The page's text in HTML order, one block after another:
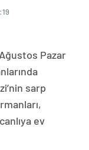
Ağustos Pazar
sarp
ev